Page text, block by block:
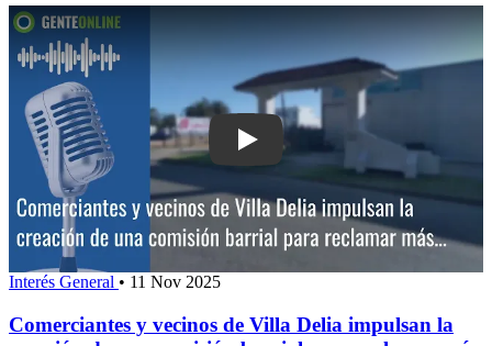
Play: Comerciantes y vecinos de
Interés General • 11 Nov 2025
Comerciantes y vecinos de Villa Delia impulsan la